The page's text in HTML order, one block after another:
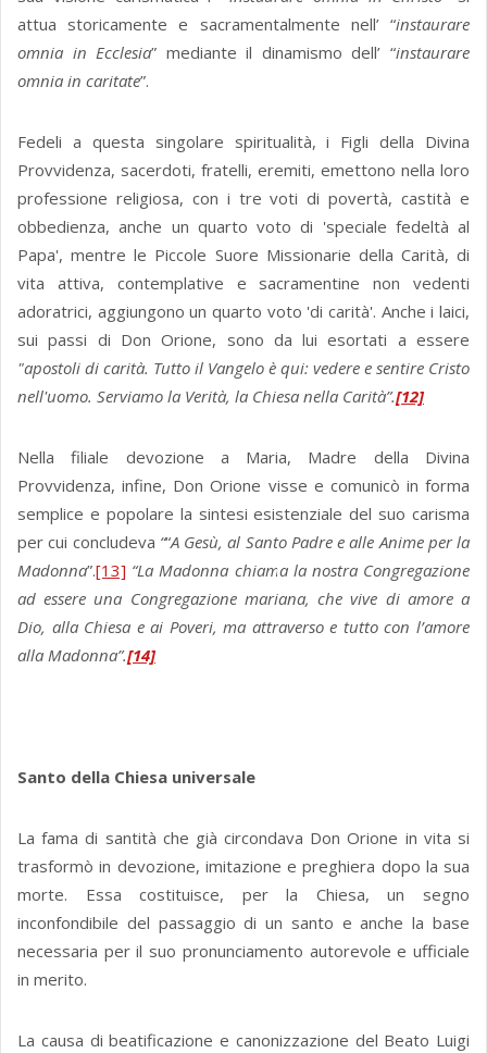
attua storicamente e sacramentalmente nell’ “instaurare
omnia in Ecclesia” mediante il dinamismo dell’ “instaurare
omnia in caritate”.
Fedeli a questa singolare spiritualità, i Figli della Divina
Provvidenza, sacerdoti, fratelli, eremiti, emettono nella loro
professione religiosa, con i tre voti di povertà, castità e
obbedienza, anche un quarto voto di 'speciale fedeltà al
Papa', mentre le Piccole Suore Missionarie della Carità, di
vita attiva, contemplative e sacramentine non vedenti
adoratrici, aggiungono un quarto voto 'di carità'. Anche i laici,
sui passi di Don Orione, sono da lui esortati a essere
"apostoli di carità. Tutto il Vangelo è qui: vedere e sentire Cristo
nell'uomo. Serviamo la Verità, la Chiesa nella Carità”.[12]
Nella filiale devozione a Maria, Madre della Divina
Provvidenza, infine, Don Orione visse e comunicò in forma
semplice e popolare la sintesi esistenziale del suo carisma
per cui concludeva ““A Gesù, al Santo Padre e alle Anime per la
Madonna”.[13] “La Madonna chiama la nostra Congregazione
ad essere una Congregazione mariana, che vive di amore a
Dio, alla Chiesa e ai Poveri, ma attraverso e tutto con l’amore
alla Madonna”.[14]
Santo della Chiesa universale
La fama di santità che già circondava Don Orione in vita si
trasformò in devozione, imitazione e preghiera dopo la sua
morte. Essa costituisce, per la Chiesa, un segno
inconfondibile del passaggio di un santo e anche la base
necessaria per il suo pronunciamento autorevole e ufficiale
in merito.
La causa di beatificazione e canonizzazione del Beato Luigi